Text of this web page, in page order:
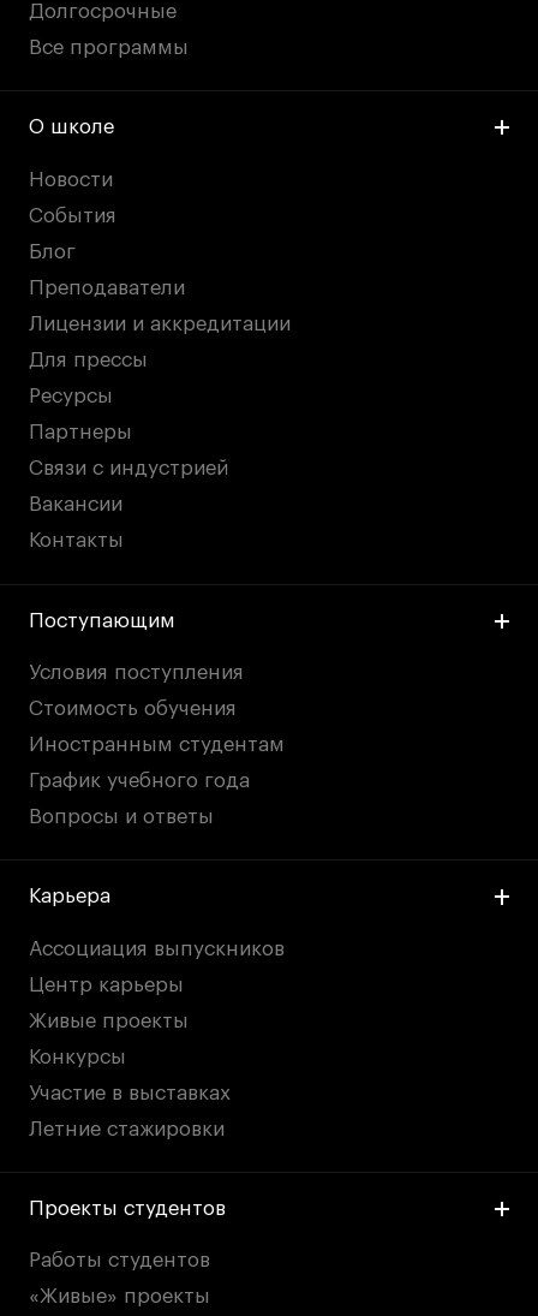
Долгосрочные
Все программы
О школе
Новости
События
Блог
Преподаватели
Лицензии и аккредитации
Для прессы
Ресурсы
Партнеры
Связи с индустрией
Вакансии
Контакты
Поступающим
Условия поступления
Стоимость обучения
Иностранным студентам
График учебного года
Вопросы и ответы
Карьера
Ассоциация выпускников
Центр карьеры
Живые проекты
Конкурсы
Участие в выставках
Летние стажировки
Проекты студентов
Работы студентов
«Живые» проекты